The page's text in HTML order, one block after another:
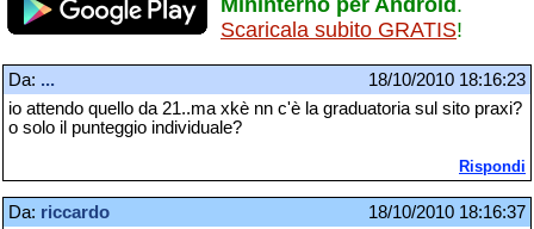
Mininterno per Android .
Scaricala subito GRATIS!
Da: ...
18/10/2010 18:16:23
io attendo quello da 21..ma xkè nn c'è la graduatoria sul sito praxi?
o solo il punteggio individuale?
Rispondi
Da: riccardo
18/10/2010 18:16:37